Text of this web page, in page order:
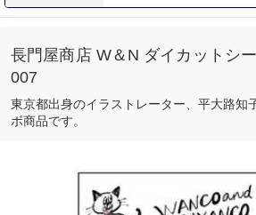
長門屋商店 W＆N ダイカットシ
007
東京都出身のイラストレーター、平大路知
ボ商品です。